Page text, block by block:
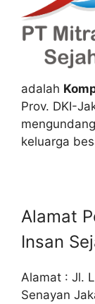
adalah
Prov. DKI-
keluarga
Alamat
Insan
Alamat : Jl.
Senayan